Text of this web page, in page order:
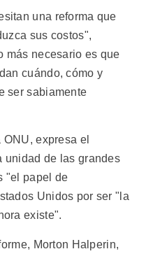
una reforma que
sus costos",
más necesario es que
cuándo, cómo y
ser sabiamente
expresa el
unidad de las grandes
"el papel de
Unidos por ser "la
existe".
Morton Halperin,